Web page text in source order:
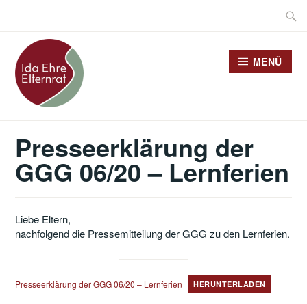
springen
Suche
MENÜ
Presseerklärung der
GGG 06/20 – Lernferien
Liebe Eltern,
nachfolgend die Pressemitteilung der GGG zu den Lernferien.
Presseerklärung der GGG 06/20 – Lernferien HERUNTERLADEN